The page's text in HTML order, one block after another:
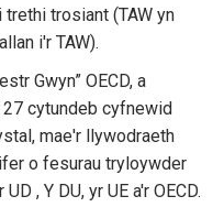
trosiant (TAW yn
i'r TAW).
Gwyn” OECD, a
cytundeb cyfnewid
mae'r llywodraeth
o fesurau tryloywder
, Y DU, yr UE a'r OECD.